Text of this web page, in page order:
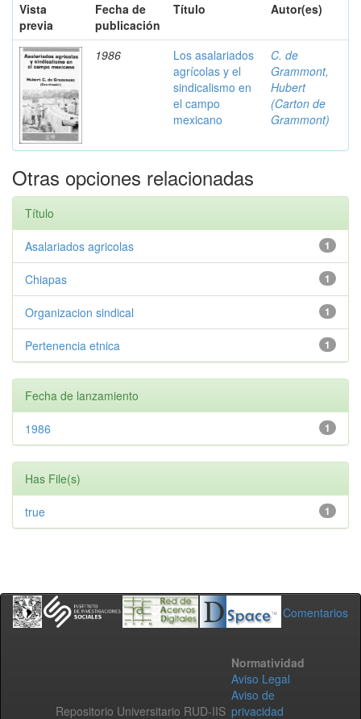
Vista
previa
Fecha de
publicación
Título Autor(es)
1986
Los asalariados
agrícolas y el
sindicalismo en
el campo
mexicano
C. de
Grammont,
Hubert
(Carton de
Grammont)
Otras opciones relacionadas
Título
1
Asalariados agricolas
1
Chiapas
1
Organizacion sindical
1
Pertenencia etnica
Fecha de lanzamiento
1
1986
Has File(s)
1
true
Comentarios
Repositorio Universitario RUD-IIS
Normatividad
Aviso Legal
Aviso de
privacidad